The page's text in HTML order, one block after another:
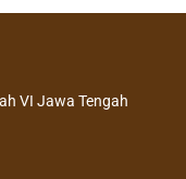
VI Jawa Tengah